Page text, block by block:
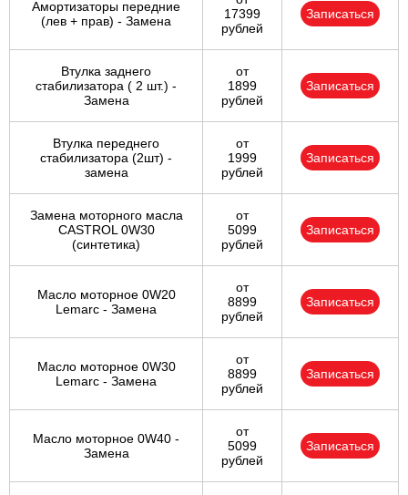
Амортизаторы передние
(лев + прав) - Замена
17399
рублей
Записаться
Втулка заднего
стабилизатора ( 2 шт.) -
Замена
от
1899
рублей
Записаться
Втулка переднего
стабилизатора (2шт) -
замена
от
1999
рублей
Записаться
Замена моторного масла
CASTROL 0W30
(синтетика)
от
5099
рублей
Записаться
Масло моторное 0W20
Lemarc - Замена
от
8899
рублей
Записаться
Масло моторное 0W30
Lemarc - Замена
от
8899
рублей
Записаться
Масло моторное 0W40 -
Замена
от
5099
рублей
Записаться